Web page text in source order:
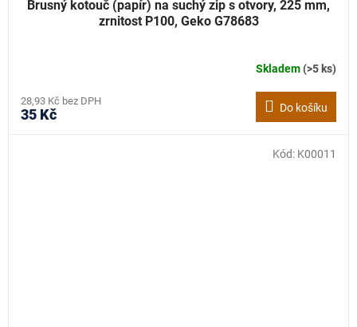
Brusný kotouč (papír) na suchý zip s otvory, 225 mm,
zrnitost P100, Geko G78683
Skladem(>5 ks)
28,93 Kč bez DPH
35 Kč Do košíku
Kód: K00011